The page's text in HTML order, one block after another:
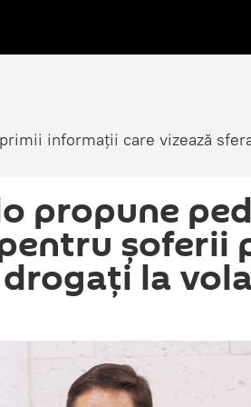
informații care vizează
propune
șoferii
la